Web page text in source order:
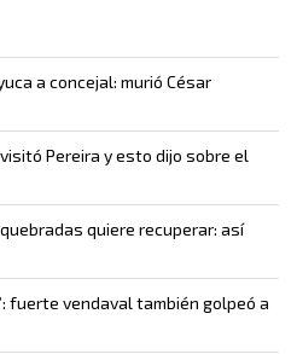
a concejal: murió César
Pereira y esto dijo sobre el
quiere recuperar: así
fuerte vendaval también golpeó a